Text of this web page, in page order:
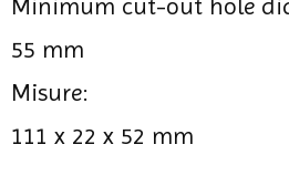
Minimum cut-out hole
55 mm
Misure:
111 x 22 x 52 mm